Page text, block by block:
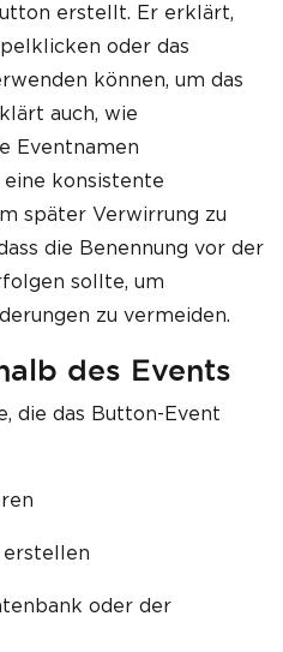
erstellt. Er erklärt,
oder das
können, um das
auch, wie
Eventnamen
konsistente
später Verwirrung zu
die Benennung vor der
sollte, um
zu vermeiden.
des Events
die das Button-Event
erstellen
oder der